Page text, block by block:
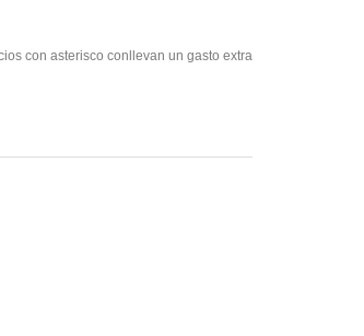
con asterisco conllevan un gasto extra